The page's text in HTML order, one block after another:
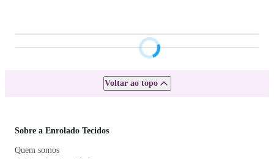
Voltar ao topo
Sobre a Enrolado Tecidos
Quem somos